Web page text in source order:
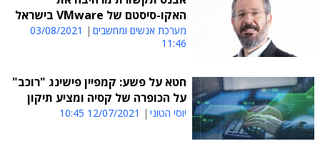
האקו-סיסטם של VMware בישראל
מערכת אנשים ומחשבים
03/08/2021
11:46
חטא על פשע: קמפיין פישינג "רוכב"
על הכופרה של קסיה ומציע תיקון
יוסי הטוני 12/07/2021 10:45